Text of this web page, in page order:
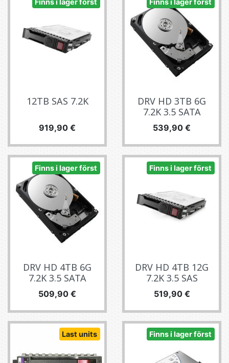
Finns i lager först
12TB SAS 7.2K
Pris
919,90 €
Finns i lager först
DRV HD 3TB 6G
7.2K 3.5 SATA
Pris
539,90 €
Finns i lager först
DRV HD 4TB 6G
7.2K 3.5 SATA
Pris
509,90 €
Finns i lager först
DRV HD 4TB 12G
7.2K 3.5 SAS
Pris
519,90 €
Last units Finns i lager först